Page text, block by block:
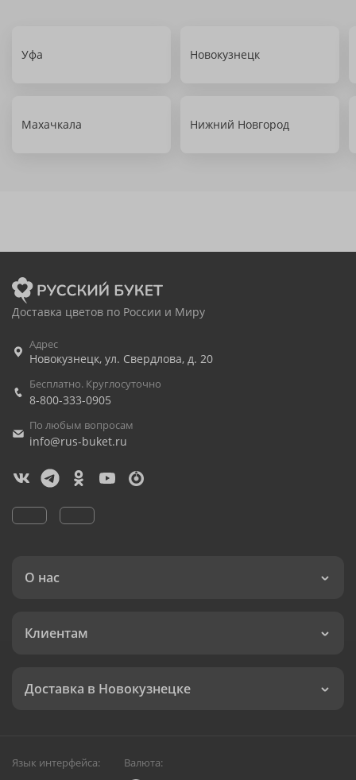
Уфа Новокузнецк
Махачкала Нижний Новгород
Доставка цветов по России и Миру
Адрес
Новокузнецк, ул. Свердлова, д. 20
Бесплатно. Круглосуточно
8-800-333-0905
По любым вопросам
info@rus-buket.ru
О нас
Клиентам
Доставка в Новокузнецке
Язык интерфейса: Валюта: